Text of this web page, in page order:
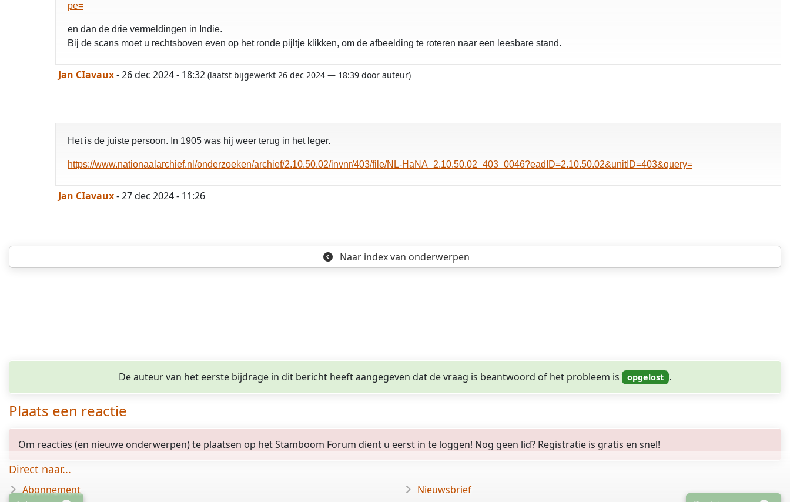
pe=
en dan de drie vermeldingen in Indie.
Bij de scans moet u rechtsboven even op het ronde pijltje klikken, om de afbeelding te roteren naar een leesbare stand.
Jan CIavaux- 26 dec 2024 - 18:32 (laatst bijgewerkt 26 dec 2024 — 18:39 door auteur)
Het is de juiste persoon. In 1905 was hij weer terug in het leger.
https://www.nationaalarchief.nl/onderzoeken/archief/2.10.50.02/invnr/403/file/NL-HaNA_2.10.50.02_403_0046?eadID=2.10.50.02&unitID=403&query=
Jan CIavaux- 27 dec 2024 - 11:26
Naar indexvan onderwerpen
De auteur van het eerste bijdrage in dit bericht heeft aangegeven dat de vraag is beantwoord of het probleem is .
Plaats een reactie
Om reacties (en nieuwe onderwerpen) te plaatsen op het Stamboom Forum dient u eerst in te loggen! Nog geen lid? Registratie is gratis en snel!
Direct naar...
Abonnement
Nieuwsbrief